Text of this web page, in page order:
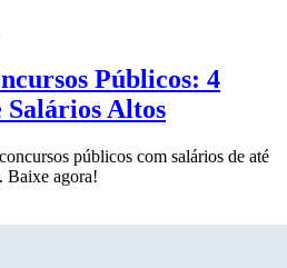
Públicos: 4
Salários Altos
públicos com salários de até
Baixe agora!